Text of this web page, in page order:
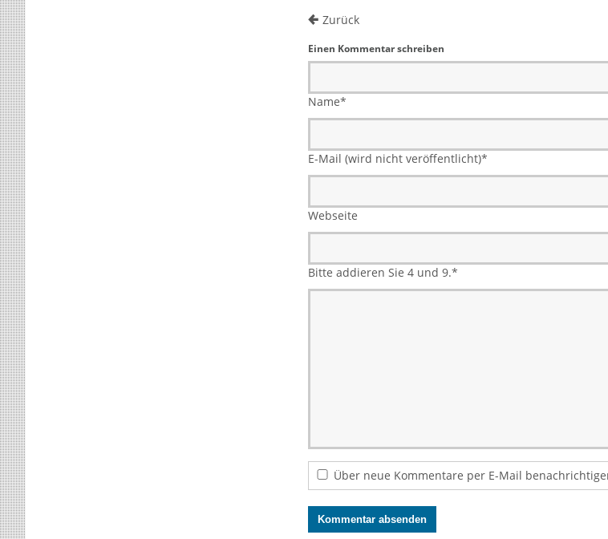
Zurück
Einen Kommentar schreiben
Name*
E-Mail (wird nicht veröffentlicht)*
Webseite
Bitte addieren Sie 4 und 9.*
Über neue Kommentare per E-Mail